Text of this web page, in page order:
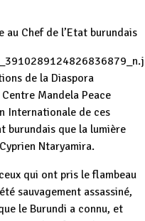
au Chef de l’Etat burundais
de la Diaspora
Mandela Peace
Internationale de ces
burundais que la lumière
Ntaryamira.
qui ont pris le flambeau
sauvagement assassiné,
le Burundi a connu, et